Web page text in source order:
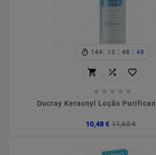
144: 13 : 48 : 47
  
    
Ducray Keracnyl Loção
10,48 € 11,65 €